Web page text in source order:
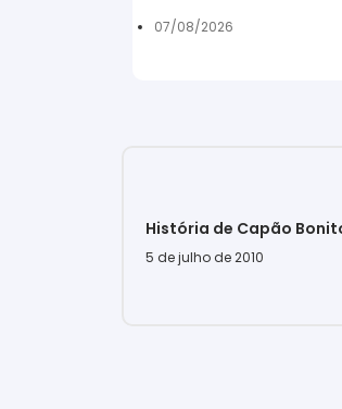
07/08/2026
História de Capão
5 de julho de 2010